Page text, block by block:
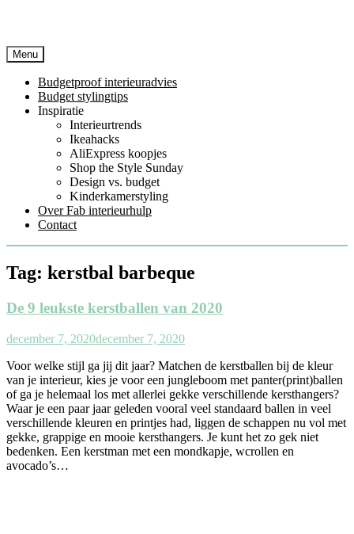
Menu
Budgetproof interieuradvies
Budget stylingtips
Inspiratie
Interieurtrends
Ikeahacks
AliExpress koopjes
Shop the Style Sunday
Design vs. budget
Kinderkamerstyling
Over Fab interieurhulp
Contact
Tag: kerstbal barbeque
De 9 leukste kerstballen van 2020
december 7, 2020december 7, 2020
Voor welke stijl ga jij dit jaar? Matchen de kerstballen bij de kleur
van je interieur, kies je voor een jungleboom met panter(print)ballen
of ga je helemaal los met allerlei gekke verschillende kersthangers?
Waar je een paar jaar geleden vooral veel standaard ballen in veel
verschillende kleuren en printjes had, liggen de schappen nu vol met
gekke, grappige en mooie kersthangers. Je kunt het zo gek niet
bedenken. Een kerstman met een mondkapje, wcrollen en
avocado’s…